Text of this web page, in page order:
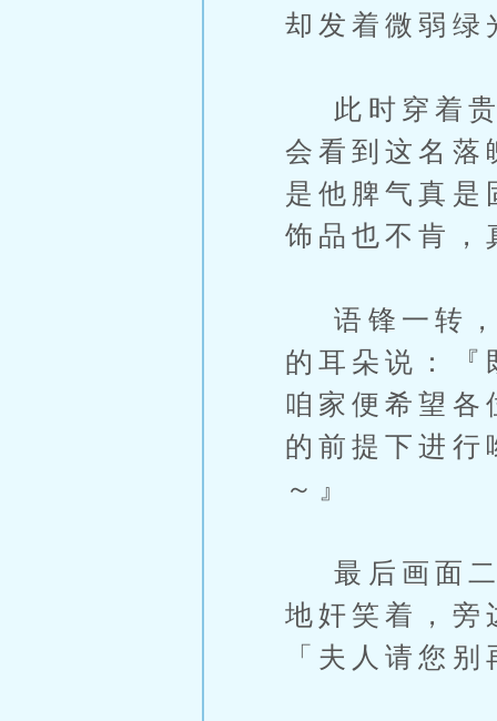
却发着微弱绿
此时穿着贵
会看到这名落
是他脾气真是
饰品也不肯
语锋一转，
的耳朵说：『
咱家便希望各
的前提下进行
～』
最后画面二
地奸笑着，旁
「夫人请您